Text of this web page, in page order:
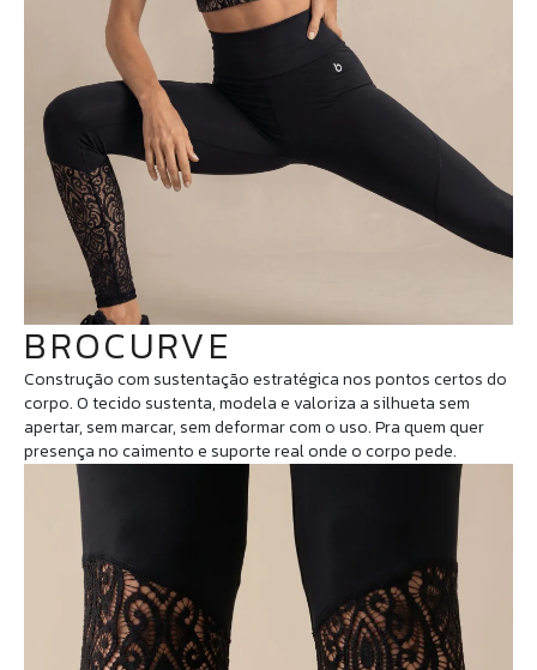
BROCURVE
Construção com sustentação estratégica nos pontos certos do
corpo. O tecido sustenta, modela e valoriza a silhueta sem
apertar, sem marcar, sem deformar com o uso. Pra quem quer
presença no caimento e suporte real onde o corpo pede.